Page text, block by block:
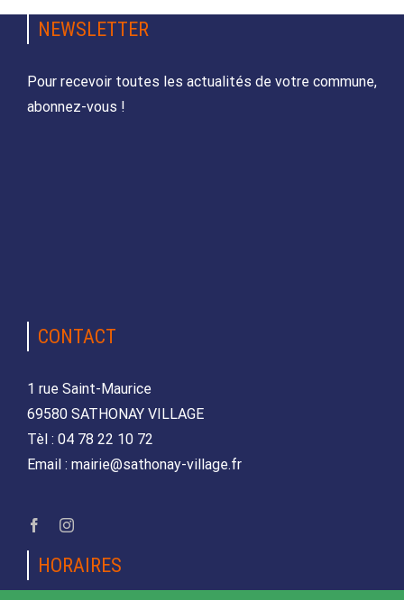
NEWSLETTER
Pour recevoir toutes les actualités de votre commune,
abonnez-vous !
CONTACT
1 rue Saint-Maurice
69580 SATHONAY VILLAGE
Tèl : 04 78 22 10 72
Email : mairie@sathonay-village.fr
HORAIRES